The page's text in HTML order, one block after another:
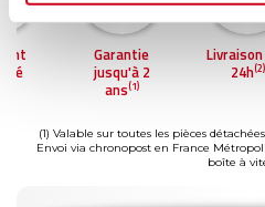
Garantie
jusqu'à 2
ans(1)
24h(2)
(1) Valable sur toutes les pièces
Envoi via chronopost en France
boîte à